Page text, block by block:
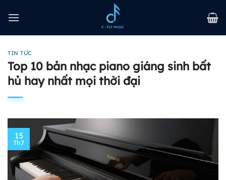
qua
TIN TỨC
Top 10 bản nhạc piano giáng sinh bất
hủ hay nhất mọi thời đại
15
Th7